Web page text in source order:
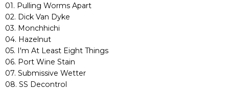
01. Pulling Worms Apart
02. Dick Van Dyke
03. Monchhichi
04. Hazelnut
05. I'm At Least Eight Things
06. Port Wine Stain
07. Submissive Wetter
08. SS Decontrol